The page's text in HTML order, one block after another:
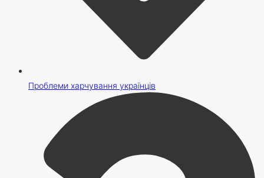
Проблеми харчування українців